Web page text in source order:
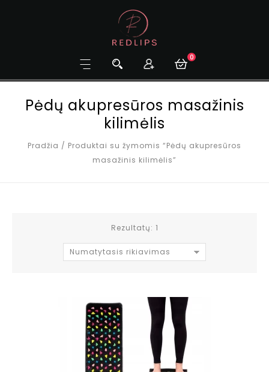
0
Pėdų akupresūros masažinis
kilimėlis
Pradžia / Produktai su žymomis “Pėdų akupresūros
masažinis kilimėlis”
Rezultatų: 1
Numatytasis rikiavimas